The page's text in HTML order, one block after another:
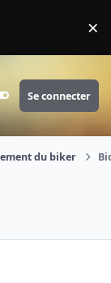
×
Customizer
Se connecter
du biker